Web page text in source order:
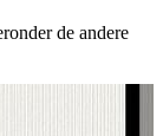
de andere